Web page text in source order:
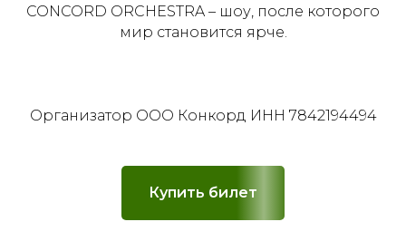
CONCORD ORCHESTRA – шоу, после которого
мир становится ярче.
Организатор ООО Конкорд ИНН 7842194494
Купить билет